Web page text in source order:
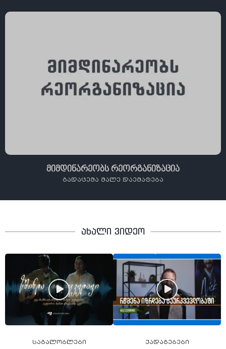
მიმდინარეობს რეორგანიზაცია
გადაცემა მალე დაემატება
ახალი ვიდეო
საგალობლები ქადაგებები